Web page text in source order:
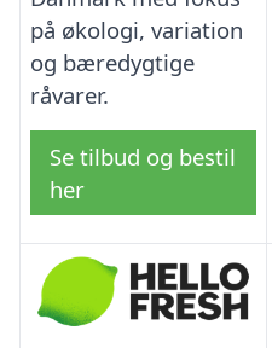
på økologi, variation
og bæredygtige
råvarer.
Se tilbud og bestil
her